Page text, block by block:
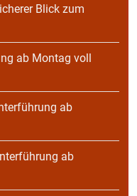
Blick zum
ab Montag voll
ab
ab